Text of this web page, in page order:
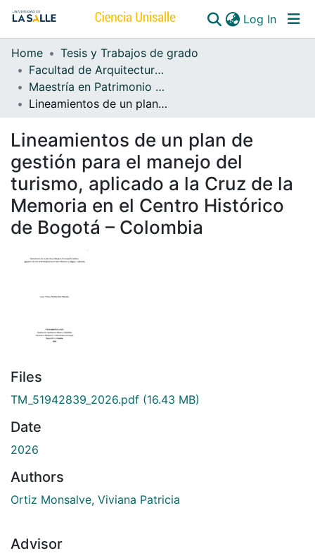
Log In
Communities & Collections
All of DSpace
Home
Tesis y Trabajos de grado
Facultad de Arquitectura, Diseño y Urbanismo
Maestría en Patrimonio Cultural Latinoamericano
Lineamientos de un plan de gestión para el manejo del turismo, aplicado a la Cruz de la Memoria en el Centro Histórico de Bogotá – Colombia
Lineamientos de un plan de
gestión para el manejo del
turismo, aplicado a la Cruz de la
Memoria en el Centro Histórico
de Bogotá – Colombia
Files
TM_51942839_2026.pdf (16.43 MB)
Date
2026
Authors
Ortiz Monsalve, Viviana Patricia
Advisor